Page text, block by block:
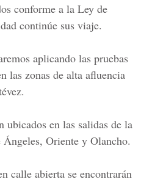
conforme a la Ley de
continúe sus viaje.
aplicando las pruebas
las zonas de alta afluencia
ubicados en las salidas de la
Oriente y Olancho.
calle abierta se encontrarán